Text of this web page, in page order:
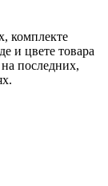
комплекте
и цвете товара
последних,